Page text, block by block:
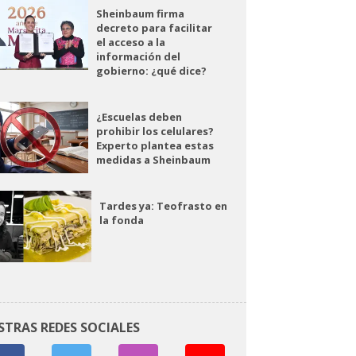
Sheinbaum firma
decreto para facilitar
el acceso a la
información del
gobierno: ¿qué dice?
¿Escuelas deben
prohibir los celulares?
Experto plantea estas
medidas a Sheinbaum
Tardes ya: Teofrasto en
la fonda
REDES SOCIALES